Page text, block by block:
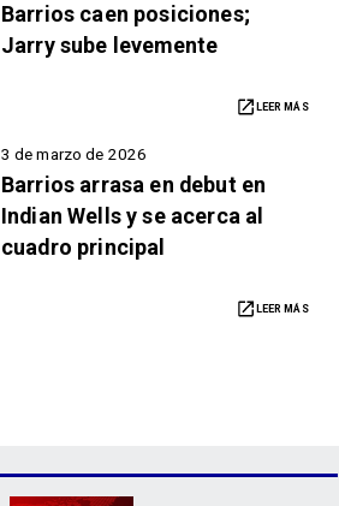
Barrios caen posiciones;
Jarry sube levemente
LEER MÁS
3 de marzo de 2026
Barrios arrasa en debut en
Indian Wells y se acerca al
cuadro principal
LEER MÁS